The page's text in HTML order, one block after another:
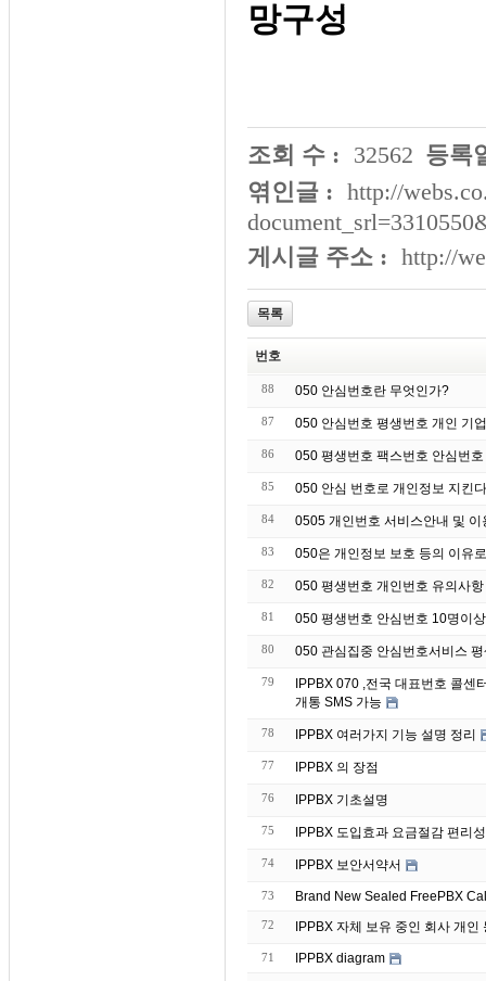
망구성
조회 수 : 32562 등록
엮인글 : http://
게시글 주소 : http://
목록
번호
88 050 안심번호란 무엇인가?
87 050 안심번호 평생번호 개인 기
86 050 평생번호 팩스번호 안심번호
85 050 안심 번호로 개인정보 지킨다
84 0505 개인번호 서비스안내 및 이
83 050은 개인정보 보호 등의 이유
82 050 평생번호 개인번호 유의사항
81 050 평생번호 안심번호 10명이
80 050 관심집중 안심번호서비스
79
IPPBX 070 ,전국 대표번호 콜센
개통 SMS 가능
78 IPPBX 여러가지 기능 설명 정리
77 IPPBX 의 장점
76 IPPBX 기초설명
75 IPPBX 도입효과 요금절감 편리성
74 IPPBX 보안서약서
73
72 IPPBX 자체 보유 중인 회사
71 IPPBX diagram